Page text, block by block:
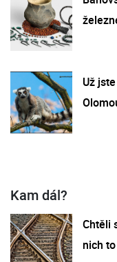
Už
Kam dál?
Chtěli
nich